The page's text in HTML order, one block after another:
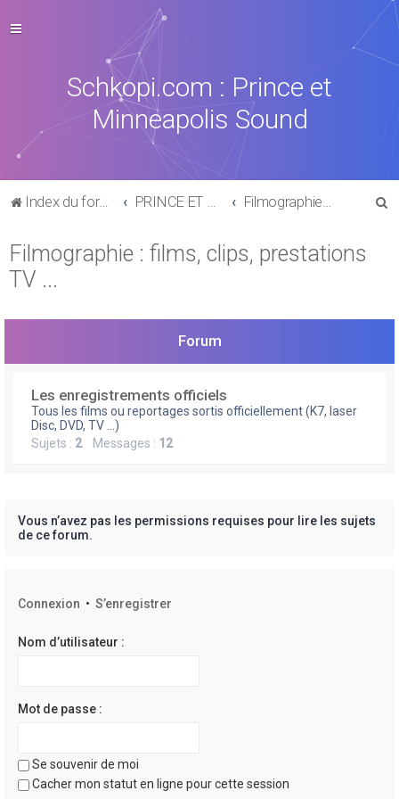
Schkopi.com : Prince et
Minneapolis Sound
Index du forum PRINCE ET SON UNIVERS Filmographie : films, clips, prestations TV ...
Filmographie : films, clips, prestations
TV ...
Forum
Les enregistrements officiels
Tous les films ou reportages sortis officiellement (K7, laser
Disc, DVD, TV ...)
Sujets : 2Messages : 12
Vous n’avez pas les permissions requises pour lire les sujets
de ce forum.
Connexion • S’enregistrer
Nom d’utilisateur :
Mot de passe :
Se souvenir de moi
Cacher mon statut en ligne pour cette session